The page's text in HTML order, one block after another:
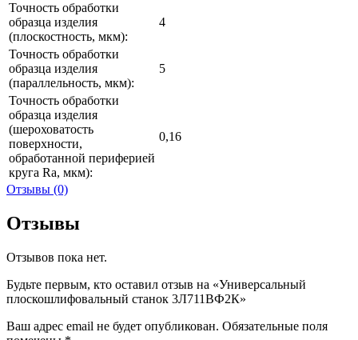
Точность обработки
образца изделия
(плоскостность, мкм):
4
Точность обработки
образца изделия
(параллельность, мкм):
5
Точность обработки
образца изделия
(шероховатость
поверхности,
обработанной периферией
круга Ra, мкм):
0,16
Отзывы (0)
Отзывы
Отзывов пока нет.
Будьте первым, кто оставил отзыв на «Универсальный
плоскошлифовальный станок 3Л711ВФ2К»
Ваш адрес email не будет опубликован. Обязательные поля